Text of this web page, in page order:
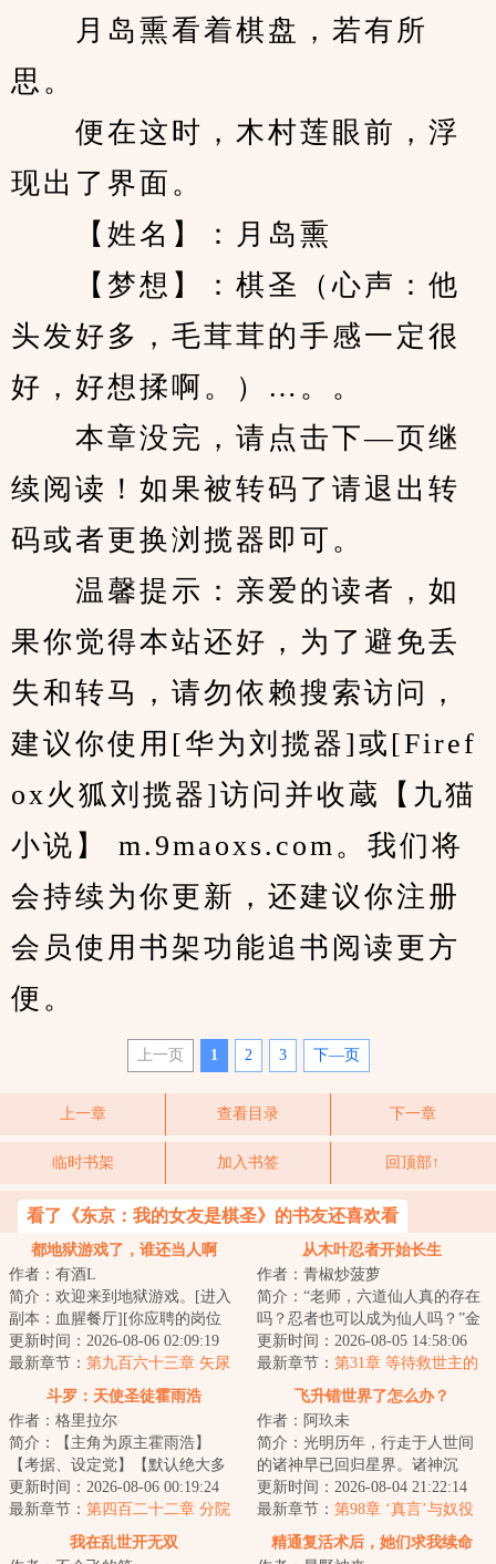
月岛熏看着棋盘，若有所
思。
便在这时，木村莲眼前，浮
现出了界面。
【姓名】：月岛熏
【梦想】：棋圣（心声：他
头发好多，毛茸茸的手感一定很
好，好想揉啊。）…。。
本章没完，请点击下—页继
续阅读！如果被转码了请退出转
码或者更换浏揽器即可。
温馨提示：亲爱的读者，如
果你觉得本站还好，为了避免丢
失和转马，请勿依赖搜索访问，
建议你使用[华为刘揽器]或[Firef
ox火狐刘揽器]访问并收蔵【九猫
小说】 m.9maoxs.com。我们将
会持续为你更新，还建议你注册
会员使用书架功能追书阅读更方
便。
上一页 1 2 3 下—页
上一章 查看目录 下一章
临时书架 加入书签 回顶部↑
看了《东京：我的女友是棋圣》的书友还喜欢看
都地狱游戏了，谁还当人啊
作者：有酒L
简介：欢迎来到地狱游戏。[进入
副本：血腥餐厅][你应聘的岗位
是：外卖员][你的客户有：浑身散
发着尸臭的...
更新时间：2026-08-06 02:09:19
最新章节： 第九百六十三章 矢尿
未及的救人方式
从木叶忍者开始长生
作者：青椒炒菠萝
简介：“老师，六道仙人真的存在
吗？忍者也可以成为仙人吗？”金
色双马尾的纲手露出笑容，看着
刚刚毕业的...
更新时间：2026-08-05 14:58:06
最新章节： 第31章 等待救世主的
德雷斯罗萨（日常章节）
斗罗：天使圣徒霍雨浩
作者：格里拉尔
简介：【主角为原主霍雨浩】
【考据、设定党】【默认绝大多
数读者了解世界观/看过原著，部
分情节减省】千...
更新时间：2026-08-06 00:19:24
最新章节： 第四百二十二章 分院
飞升错世界了怎么办？
作者：阿玖未
简介：光明历年，行走于人世间
的诸神早已回归星界。诸神沉
寂，众生的时代正在到来。追寻
奥秘的法师铺就云...
更新时间：2026-08-04 21:22:14
最新章节： 第98章 ‘真言’与奴役
之法
我在乱世开无双
精通复活术后，她们求我续命